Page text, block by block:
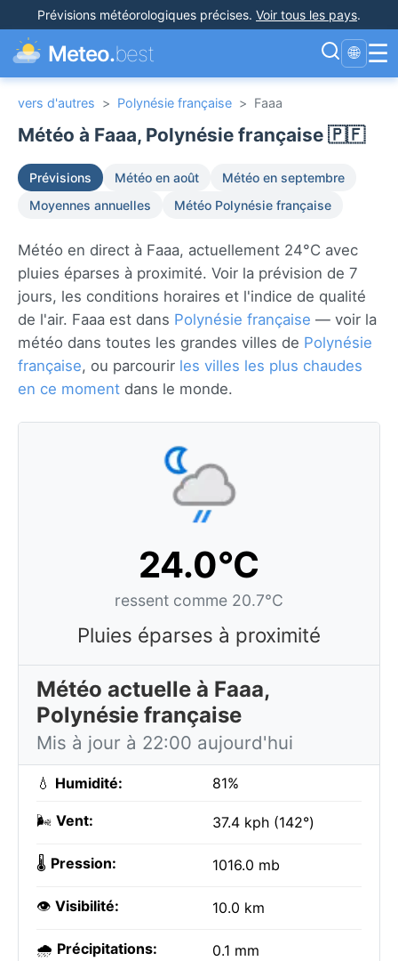
Prévisions météorologiques précises. Voir tous les pays.
Meteo.best 🌐 ☰
vers d'autres > Polynésie française > Faaa
Météo à Faaa, Polynésie française 🇵🇫
Prévisions Météo en août
Météo en septembre
Moyennes annuelles
Météo Polynésie française
Météo en direct à Faaa, actuellement 24°C avec
pluies éparses à proximité. Voir la prévision de 7
jours, les conditions horaires et l'indice de qualité
de l'air. Faaa est dans Polynésie française — voir la
météo dans toutes les grandes villes de Polynésie
française, ou parcourir les villes les plus chaudes
en ce moment dans le monde.
24.0°C
ressent comme 20.7°C
Pluies éparses à proximité
Météo actuelle à Faaa,
Polynésie française
Mis à jour à 22:00 aujourd'hui
💧 Humidité: 81%
🌬️ Vent: 37.4 kph (142°)
🌡️ Pression: 1016.0 mb
👁️ Visibilité: 10.0 km
🌧️ Précipitations: 0.1 mm